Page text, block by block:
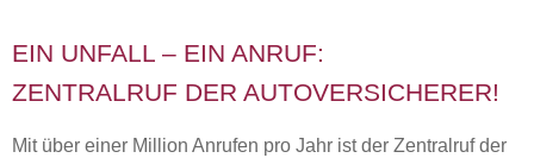
EIN UNFALL – EIN ANRUF:
ZENTRALRUF DER AUTOVERSICHERER!
Mit über einer Million Anrufen pro Jahr ist der Zentralruf der